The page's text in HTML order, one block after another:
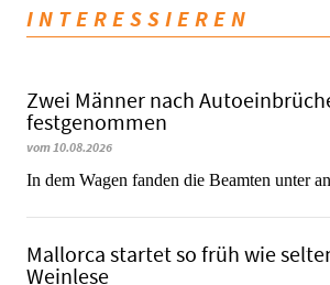
INTERESSIEREN
Zwei Männer nach
festgenommen
vom 10.08.2026
In dem Wagen fanden die Beamten unter
Mallorca startet so früh wie
Weinlese